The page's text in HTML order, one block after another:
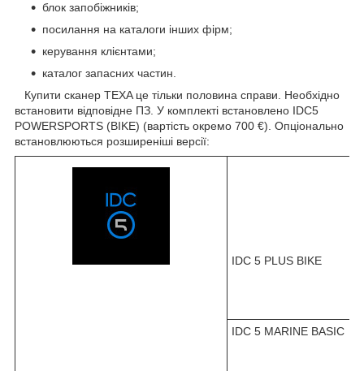
блок запобіжників;
посилання на каталоги інших фірм;
керування клієнтами;
каталог запасних частин.
Купити сканер TEXA це тільки половина справи. Необхідно
встановити відповідне ПЗ. У комплекті встановлено IDC5
POWERSPORTS (BIKE) (вартість окремо 700 €). Опціонально
встановлюються розширеніші версії:
IDC 5 PLUS BIKE
IDC 5 MARINE BASIC